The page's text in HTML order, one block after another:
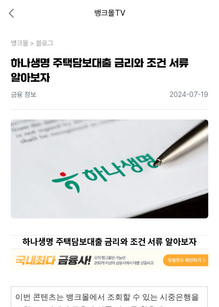
뱅크몰TV
내 상황엔 어떤 방법이 있을까?
뱅크몰 > 블로그
하나생명 주택담보대출 금리와 조건 서류
알아보자
금융 정보 2024-07-19
하나생명 주택담보대출 금리와 조건 서류 알아보자
이번 콘텐츠는 뱅크몰에서 조회할 수 있는 시중은행을